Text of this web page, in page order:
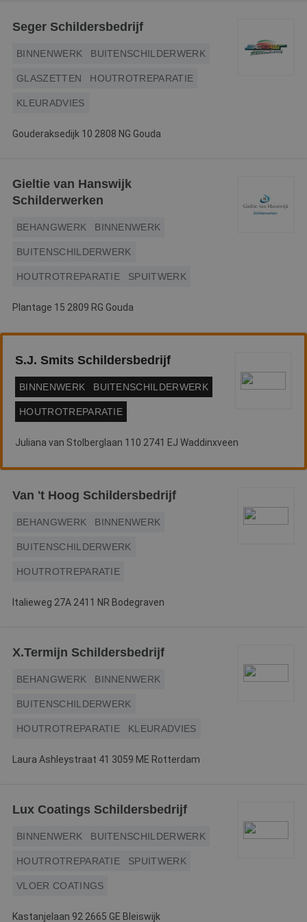
Magazines
Seger Schildersbedrijf
BINNENWERK BUITENSCHILDERWERK
GLASZETTEN HOUTROTREPARATIE
KLEURADVIES
Gouderaksedijk 10 2808 NG Gouda
Gieltie van Hanswijk
Schilderwerken
BEHANGWERK BINNENWERK
BUITENSCHILDERWERK
HOUTROTREPARATIE SPUITWERK
Plantage 15 2809 RG Gouda
S.J. Smits Schildersbedrijf
BINNENWERK BUITENSCHILDERWERK
HOUTROTREPARATIE
Juliana van Stolberglaan 110 2741 EJ Waddinxveen
Van 't Hoog Schildersbedrijf
BEHANGWERK BINNENWERK
BUITENSCHILDERWERK
HOUTROTREPARATIE
Italieweg 27A 2411 NR Bodegraven
X.Termijn Schildersbedrijf
BEHANGWERK BINNENWERK
BUITENSCHILDERWERK
HOUTROTREPARATIE KLEURADVIES
Laura Ashleystraat 41 3059 ME Rotterdam
Lux Coatings Schildersbedrijf
BINNENWERK BUITENSCHILDERWERK
HOUTROTREPARATIE SPUITWERK
VLOER COATINGS
Kastanjelaan 92 2665 GE Bleiswijk